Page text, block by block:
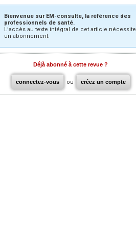
Bienvenue sur EM-consulte, la référence des
professionnels de santé.
L’accès au texte intégral de cet article nécessite
un abonnement.
Déjà abonné à cette revue ?
connectez-vous ou créez un compte